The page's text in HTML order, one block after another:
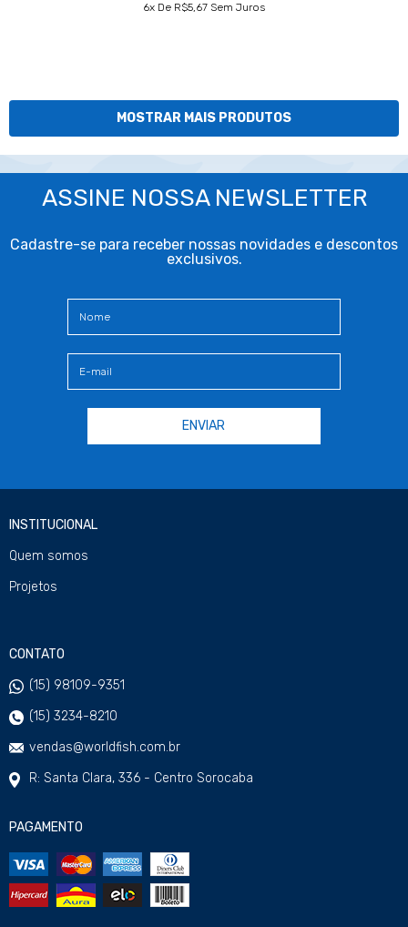
6X De R$5,67 Sem Juros
MOSTRAR MAIS PRODUTOS
ASSINE NOSSA NEWSLETTER
Cadastre-se para receber nossas novidades e descontos
exclusivos.
INSTITUCIONAL
Quem somos
Projetos
CONTATO
(15) 98109-9351
(15) 3234-8210
vendas@worldfish.com.br
R: Santa Clara, 336 - Centro Sorocaba
PAGAMENTO